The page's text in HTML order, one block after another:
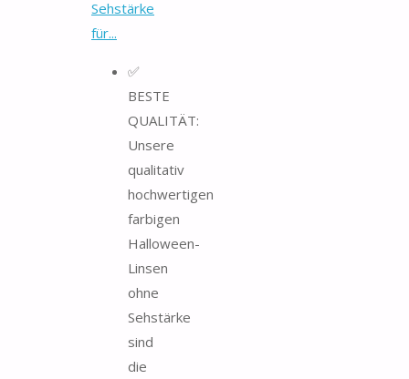
Sehstärke
für...
✅
BESTE
QUALITÄT:
Unsere
qualitativ
hochwertigen
farbigen
Halloween-
Linsen
ohne
Sehstärke
sind
die